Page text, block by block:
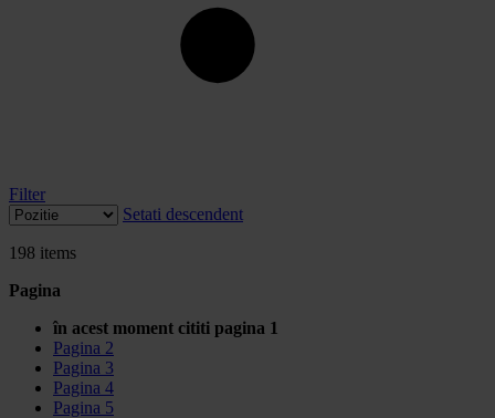
Filter
Setati descendent
198 items
Pagina
în acest moment cititi pagina 1
Pagina 2
Pagina 3
Pagina 4
Pagina 5